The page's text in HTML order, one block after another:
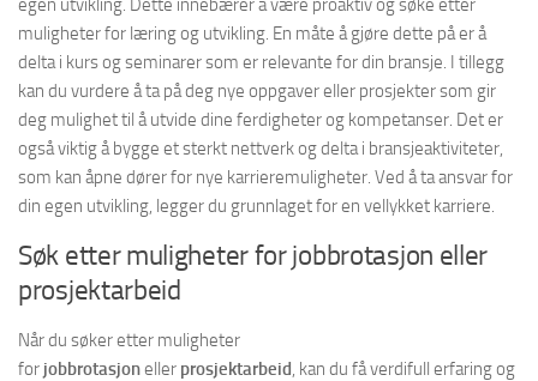
egen utvikling. Dette innebærer å være proaktiv og søke etter
muligheter for læring og utvikling. En måte å gjøre dette på er å
delta i kurs og seminarer som er relevante for din bransje. I tillegg
kan du vurdere å ta på deg nye oppgaver eller prosjekter som gir
deg mulighet til å utvide dine ferdigheter og kompetanser. Det er
også viktig å bygge et sterkt nettverk og delta i bransjeaktiviteter,
som kan åpne dører for nye karrieremuligheter. Ved å ta ansvar for
din egen utvikling, legger du grunnlaget for en vellykket karriere.
Søk etter muligheter for jobbrotasjon eller
prosjektarbeid
Når du søker etter muligheter
for jobbrotasjoneller prosjektarbeid, kan du få verdifull erfaring og